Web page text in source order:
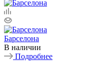
Барселона
В наличии
Подробнее